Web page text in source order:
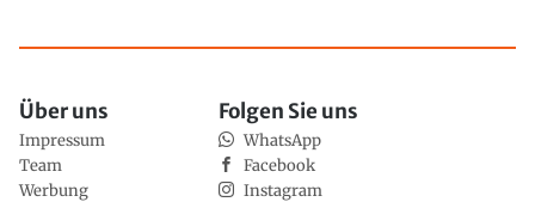
Über uns
Impressum
Team
Werbung
Folgen Sie uns
WhatsApp
Facebook
Instagram